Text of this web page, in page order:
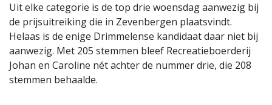
Uit elke categorie is de top drie woensdag aanwezig bij
de prijsuitreiking die in Zevenbergen plaatsvindt.
Helaas is de enige Drimmelense kandidaat daar niet bij
aanwezig. Met 205 stemmen bleef Recreatieboerderij
Johan en Caroline nét achter de nummer drie, die 208
stemmen behaalde.